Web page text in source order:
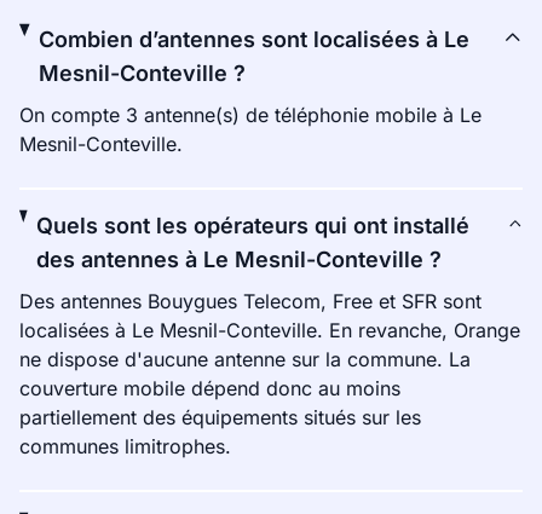
Combien d’antennes sont localisées à Le
Mesnil-Conteville ?
On compte 3 antenne(s) de téléphonie mobile à Le
Mesnil-Conteville.
Quels sont les opérateurs qui ont installé
des antennes à Le Mesnil-Conteville ?
Des antennes Bouygues Telecom, Free et SFR sont
localisées à Le Mesnil-Conteville. En revanche, Orange
ne dispose d'aucune antenne sur la commune. La
couverture mobile dépend donc au moins
partiellement des équipements situés sur les
communes limitrophes.